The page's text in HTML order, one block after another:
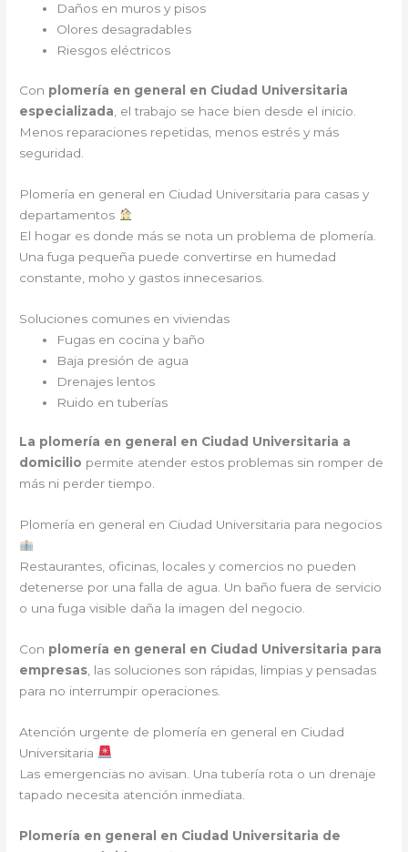
Daños en muros y pisos
Olores desagradables
Riesgos eléctricos
Con plomería en general en Ciudad Universitaria
especializada , el trabajo se hace bien desde el inicio.
Menos reparaciones repetidas, menos estrés y más
seguridad.
Plomería en general en Ciudad Universitaria para casas y
departamentos
El hogar es donde más se nota un problema de plomería.
Una fuga pequeña puede convertirse en humedad
constante, moho y gastos innecesarios.
Soluciones comunes en viviendas
Fugas en cocina y baño
Baja presión de agua
Drenajes lentos
Ruido en tuberías
La plomería en general en Ciudad Universitaria a
domicilio permite atender estos problemas sin romper de
más ni perder tiempo.
Plomería en general en Ciudad Universitaria para negocios
Restaurantes, oficinas, locales y comercios no pueden
detenerse por una falla de agua. Un baño fuera de servicio
o una fuga visible daña la imagen del negocio.
Con plomería en general en Ciudad Universitaria para
empresas , las soluciones son rápidas, limpias y pensadas
para no interrumpir operaciones.
Atención urgente de plomería en general en Ciudad
Universitaria
Las emergencias no avisan. Una tubería rota o un drenaje
tapado necesita atención inmediata.
Plomería en general en Ciudad Universitaria de